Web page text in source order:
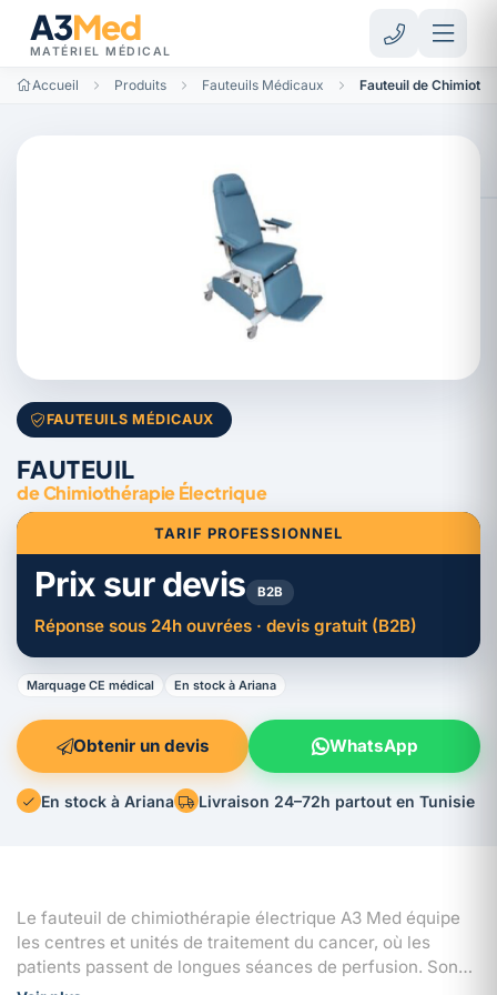
A3Med
MATÉRIEL MÉDICAL
Accueil Produits Fauteuils Médicaux Fauteuil de
FAUTEUILS MÉDICAUX
FAUTEUIL
de Chimiothérapie Électrique
TARIF PROFESSIONNEL
Prix sur devis B2B
Réponse sous 24h ouvrées · devis gratuit (B2B)
Marquage CE médical En stock à Ariana
Obtenir un devis WhatsApp
En stock à Ariana Livraison 24–72h partout en Tunisie
Le fauteuil de chimiothérapie électrique A3 Med équipe
les centres et unités de traitement du cancer, où les
patients passent de longues séances de perfusion. Son